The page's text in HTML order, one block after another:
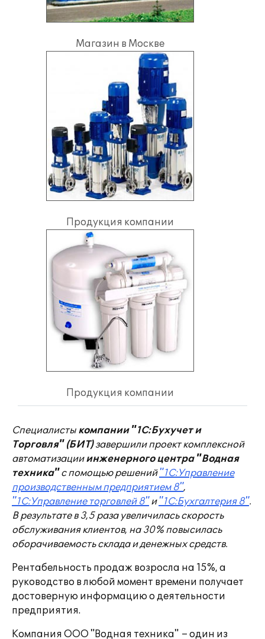
Магазин в Москве
Продукция компании
Продукция компании
Специалисты компании "1С:Бухучет и
Торговля" (БИТ)завершили проект комплексной
автоматизацииинженерного центра "Водная
техника" с помощью решений "1С:Управление
производственным предприятием 8",
"1С:Управление торговлей 8"и "1С:Бухгалтерия 8".
В результате в 3,5 раза увеличилась скорость
обслуживания клиентов, на 30% повысилась
оборачиваемость склада и денежных средств.
Рентабельность продаж возросла на 15%, а
руководство в любой момент времени получает
достоверную информацию о деятельности
предприятия.
Компания ООО "Водная техника" – один из